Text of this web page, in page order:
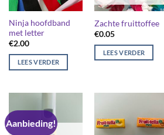
Ninja hoofdband
met letter
€2.00
LEES VERDER
Zachte fruittoffee
€0.05
LEES VERDER
Aanbieding!